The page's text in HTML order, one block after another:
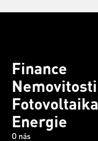
Finance
Nemovitosti
Fotovoltaika
Energie
O nás